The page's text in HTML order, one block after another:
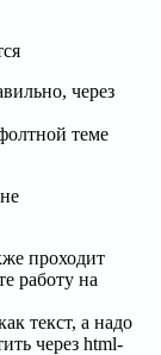
через
теме
проходит
работу на
текст, а надо
через html-